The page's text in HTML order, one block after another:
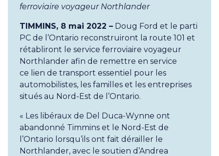
ferroviaire voyageur Northlander
TIMMINS, 8 mai 2022 – Doug Ford et le parti
PC de l’Ontario reconstruiront la route 101 et
rétabliront le service ferroviaire voyageur
Northlander afin de remettre en service
ce lien de transport essentiel pour les
automobilistes, les familles et les entreprises
situés au Nord-Est de l’Ontario.
« Les libéraux de Del Duca-Wynne ont
abandonné Timmins et le Nord-Est de
l’Ontario lorsqu’ils ont fait dérailler le
Northlander, avec le soutien d’Andrea